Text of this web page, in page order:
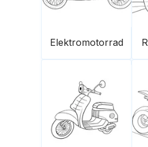
Elektromotorrad